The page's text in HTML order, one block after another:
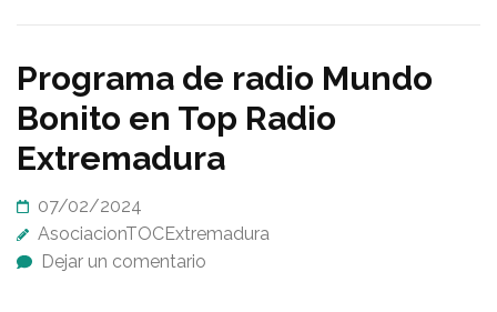
Programa de radio Mundo
Bonito en Top Radio
Extremadura
07/02/2024
AsociacionTOCExtremadura
Dejar un comentario